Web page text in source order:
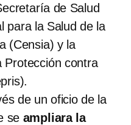
de Salud
para la Salud de la
(Censia) y la
Protección contra
de un oficio de la
se ampliara la